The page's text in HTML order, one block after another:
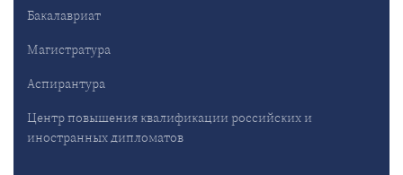
Бакалавриат
Магистратура
Аспирантура
Центр повышения квалификации российских и
иностранных дипломатов